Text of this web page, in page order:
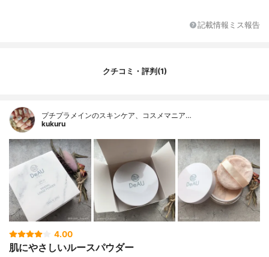
記載情報ミス報告
クチコミ・評判(1)
プチプラメインのスキンケア、コスメマニア…
kukuru
4.00
肌にやさしいルースパウダー